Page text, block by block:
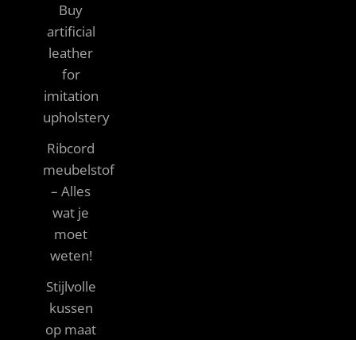
Buy
artificial
leather
for
imitation
upholstery
Ribcord
meubelstof
– Alles
wat je
moet
weten!
Stijlvolle
kussen
op maat